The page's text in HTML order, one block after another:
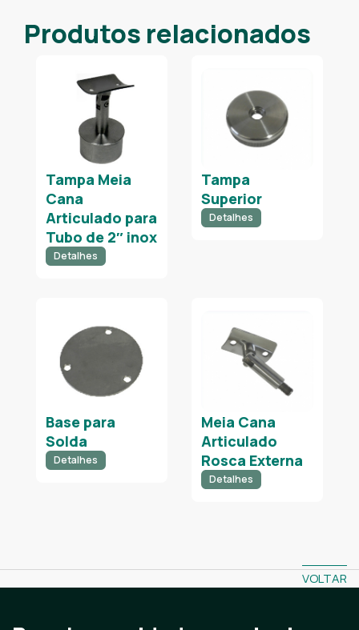
Produtos relacionados
Tampa Meia
Cana
Articulado para
Tubo de 2″ inox
Detalhes
Tampa
Superior
Detalhes
Base para
Solda
Detalhes
Meia Cana
Articulado
Rosca Externa
Detalhes
VOLTAR